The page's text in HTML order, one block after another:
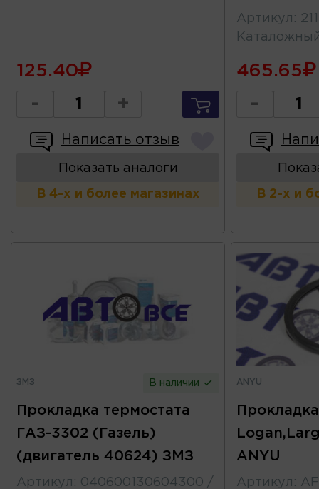
125.40
- +
Написать отзыв
Показать аналоги
В 4-х и более магазинах
Артикул :
465.65
-
В 2-х и
ЗМЗ В наличии
Прокладка термостата
ГАЗ-3302 (Газель)
(двигатель 40624) ЗМЗ
Артикул : 040600130604300 /
ANYU
ANYU
Артикул :